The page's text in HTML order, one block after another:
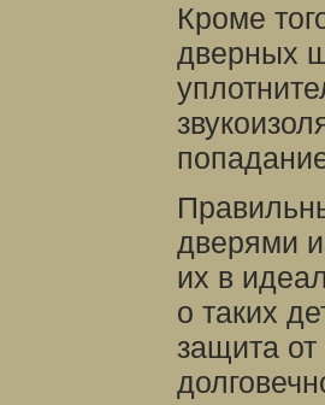
Кроме
дверных
дверями
их в
о таких
защита